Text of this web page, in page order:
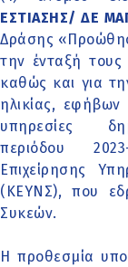
ΕΣΤΙΑΣΗΣ/ ΔΕ
Δράσης
την ένταξή τους
καθώς και για
ηλικίας,
υπηρεσίες
περιόδου
Επιχείρησης
(ΚΕΥΝΣ), που
Συκεών.
Η προθεσμία